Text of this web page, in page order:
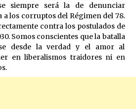
siempre será la de denunciar
a los corruptos del Régimen del 78.
contra los postulados de
Somos conscientes que la batalla
desde la verdad y el amor al
en liberalismos traidores ni en